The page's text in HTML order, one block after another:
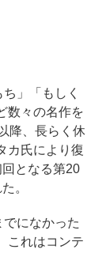
」「もしく
数々の名作を
降、長らく休
カ氏により復
となる第20
。
になかった
これはコンテ